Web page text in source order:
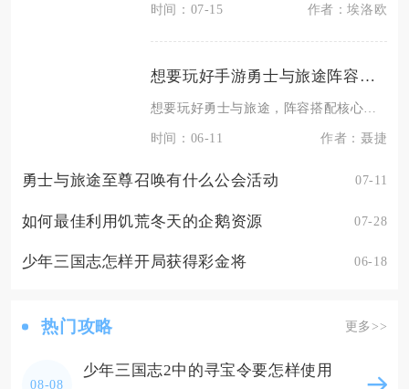
时间：07-15 作者：埃洛欧
想要玩好手游勇士与旅途阵容应该如何搭配
时间：06-11 作者：聂捷
勇士与旅途至尊召唤有什么公会活动 07-11
如何最佳利用饥荒冬天的企鹅资源 07-28
少年三国志怎样开局获得彩金将 06-18
热门攻略 更多>>
08-08
少年三国志2中的寻宝令要怎样使用